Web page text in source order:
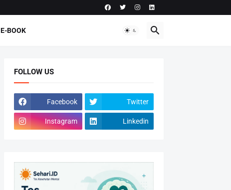
E-BOOK
FOLLOW US
Facebook Twitter
Instagram Linkedin